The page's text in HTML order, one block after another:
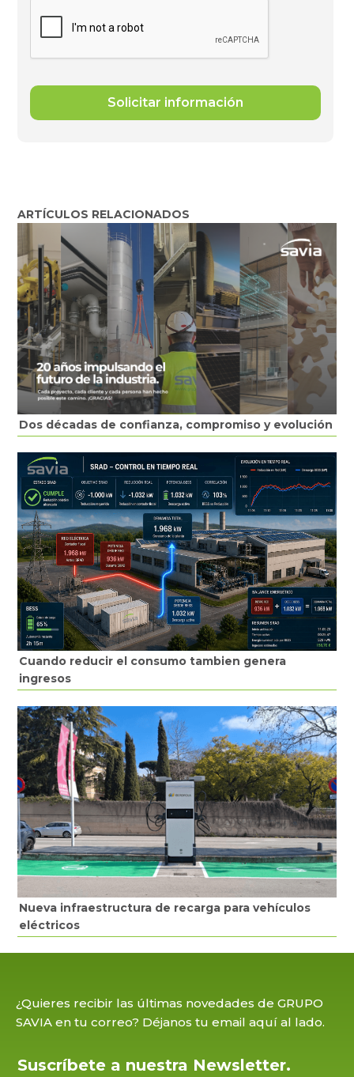
ARTÍCULOS RELACIONADOS
Dos décadas de confianza, compromiso y evolución
Cuando reducir el consumo tambien genera
ingresos
Nueva infraestructura de recarga para vehículos
eléctricos
¿Quieres recibir las últimas novedades de GRUPO
SAVIA en tu correo? Déjanos tu email aquí al lado.
Suscríbete a nuestra Newsletter.